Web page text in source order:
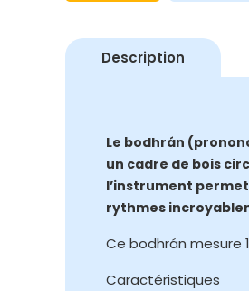
Description
Le bodhrán
un cadre de bois
l’instrument
rythmes
Ce bodhrán mesure
Caractéristiques